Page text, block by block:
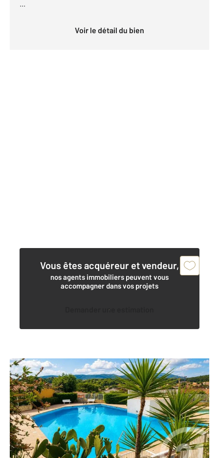
...
Voir le détail du bien
Vous êtes acquéreur et vendeur,
nos agents immobiliers peuvent vous
accompagner dans vos projets
Demander une estimation
COGOLIN 83
32 m2, 2 pièces
Ref : 1402
Maison à vendre
220 000 €
Au sein d'une résidence sécurisée avec piscine et